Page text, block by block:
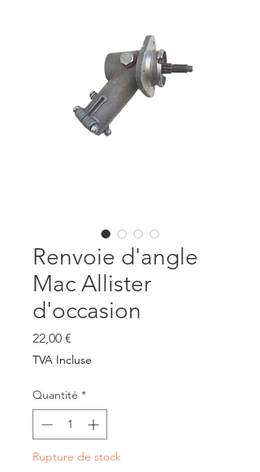
Renvoie d'angle
Mac Allister
d'occasion
22,00 €
TVA Incluse
Quantité *
Rupture de stock